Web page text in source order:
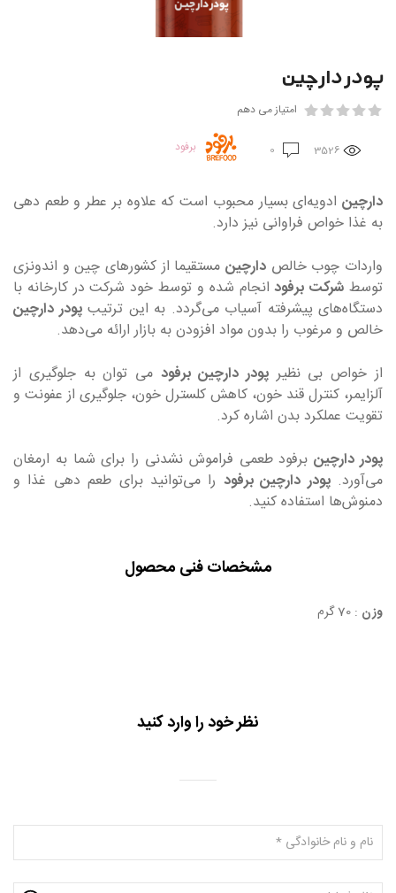
پودر دارچین
امتیاز می دهم
برفود
دارچین ادویه‌ای بسیار محبوب است که علاوه بر عطر و طعم دهی
به غذا خواص فراوانی نیز دارد.
واردات چوب خالص دارچین مستقیما از کشورهای چین و اندونزی
توسط شرکت برفودانجام شده و توسط خود شرکت در کارخانه با
دستگاه‌های پیشرفته آسیاب می‌گردد. به این ترتیبپودر دارچین
خالص و مرغوب را بدون مواد افزودن به بازار ارائه می‌دهد.
از خواص بی نظیرپودر دارچین برفودمی توان به جلوگیری از
آلزایمر، کنترل قند خون، کاهش کلسترل خون، جلوگیری از عفونت و
تقویت عملکرد بدن اشاره کرد.
پودر دارچینبرفود طعمی فراموش نشدنی را برای شما به ارمغان
می‌آورد.پودر دارچین برفود را می‌توانید برای طعم دهی غذا و
دمنوش‌ها استفاده کنید.
مشخصات فنی محصول
وزن : 70 گرم
نظر خود را وارد کنید